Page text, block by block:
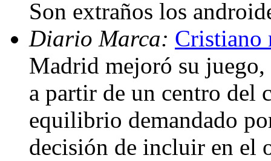
Son extraños los
Diario Marca: Cristiano
Madrid mejoró su
a partir de un centro del
equilibrio demandado
decisión de incluir en el